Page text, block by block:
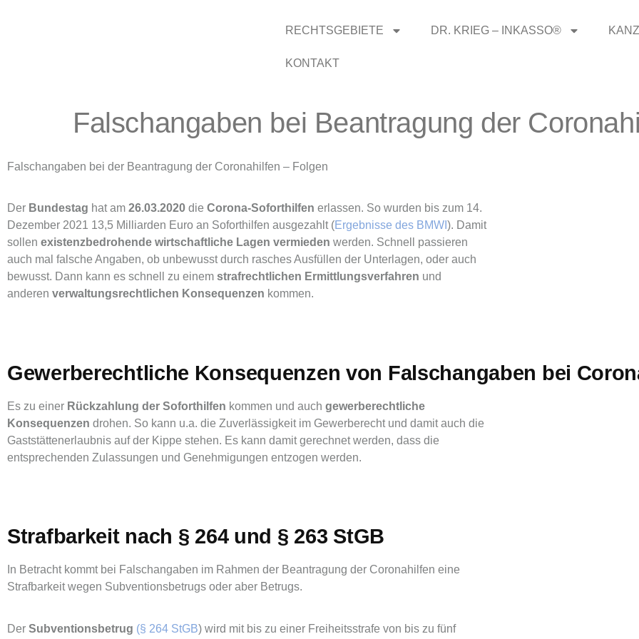
RECHTSGEBIETE DR. KRIEG – INKASSO®
KONTAKT
Falschangaben bei Beantragung der
Falschangaben bei der Beantragung der Coronahilfen – Folgen
Der Bundestag hat am 26.03.2020 die Corona-Soforthilfen erlassen. So wurden bis zum 14.
Dezember 2021 13,5 Milliarden Euro an Soforthilfen ausgezahlt (Ergebnisse des BMWI ). Damit
sollen existenzbedrohende wirtschaftliche Lagen vermieden werden. Schnell passieren
auch mal falsche Angaben, ob unbewusst durch rasches Ausfüllen der Unterlagen, oder auch
bewusst. Dann kann es schnell zu einem strafrechtlichen Ermittlungsverfahren und
anderen verwaltungsrechtlichen Konsequenzen kommen.
Gewerberechtliche Konsequenzen von Falschangaben bei
Es zu einer Rückzahlung der Soforthilfen kommen und auch gewerberechtliche
Konsequenzen drohen. So kann u.a. die Zuverlässigkeit im Gewerberecht und damit auch die
Gaststättenerlaubnis auf der Kippe stehen. Es kann damit gerechnet werden, dass die
entsprechenden Zulassungen und Genehmigungen entzogen werden.
Strafbarkeit nach § 264 und § 263 StGB
In Betracht kommt bei Falschangaben im Rahmen der Beantragung der Coronahilfen eine
Strafbarkeit wegen Subventionsbetrugs oder aber Betrugs.
Der Subventionsbetrug (§ 264 StGB) wird mit bis zu einer Freiheitsstrafe von bis zu fünf